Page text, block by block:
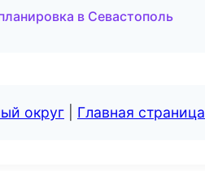
в Севастополь
округ Главная страница